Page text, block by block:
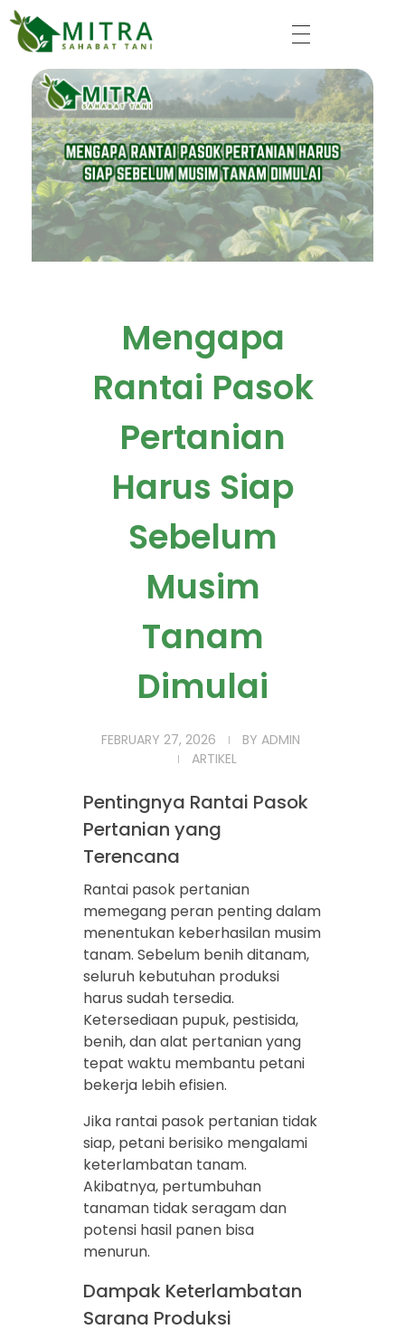
Mitra Sahabat Tani
Mengapa
Rantai Pasok
Pertanian
Harus Siap
Sebelum
Musim
Tanam
Dimulai
FEBRUARY 27, 2026 BY ADMIN
ARTIKEL
Pentingnya Rantai Pasok
Pertanian yang
Terencana
Rantai pasok pertanian
memegang peran penting dalam
menentukan keberhasilan musim
tanam. Sebelum benih ditanam,
seluruh kebutuhan produksi
harus sudah tersedia.
Ketersediaan pupuk, pestisida,
benih, dan alat pertanian yang
tepat waktu membantu petani
bekerja lebih efisien.
Jika rantai pasok pertanian tidak
siap, petani berisiko mengalami
keterlambatan tanam.
Akibatnya, pertumbuhan
tanaman tidak seragam dan
potensi hasil panen bisa
menurun.
Dampak Keterlambatan
Sarana Produksi